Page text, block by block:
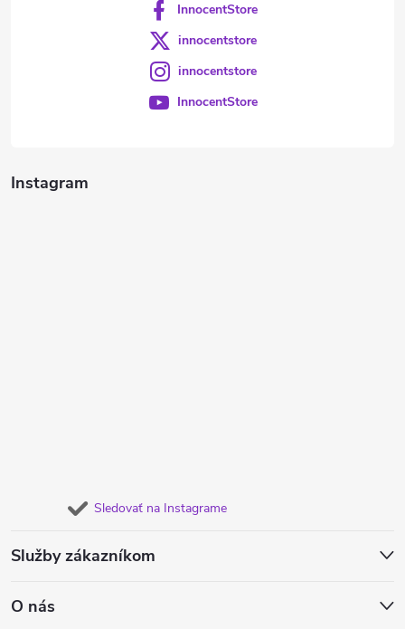
Instagram
Sledovať na Instagrame
Služby zákazníkom
O nás
InnocentStore
innocentstore
innocentstore
InnocentStore